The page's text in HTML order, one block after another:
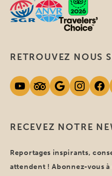
RECEVEZ NOTRE
Reportages inspirants,
attendent ! Abonnez-vous
RETROUVEZ NOUS